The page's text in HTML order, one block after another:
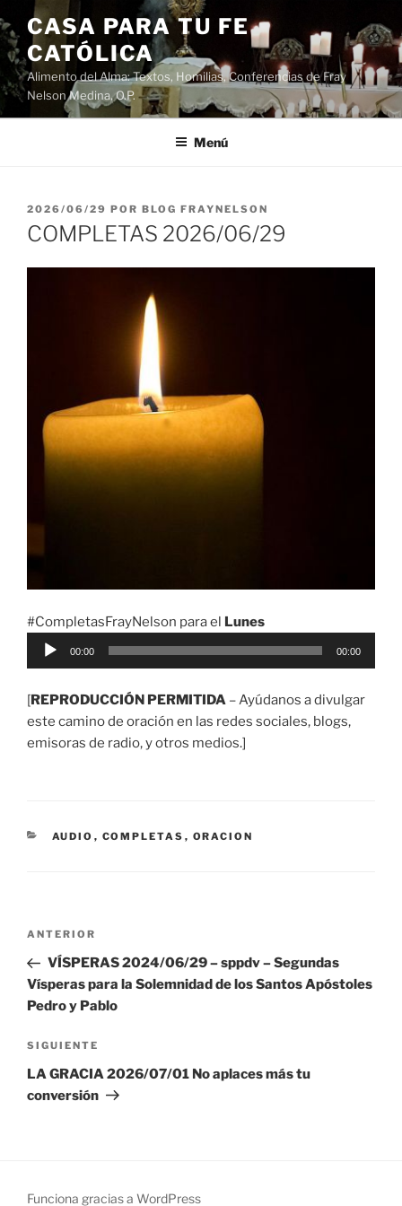
Saltar
al
contenido
CASA PARA TU FE
CATÓLICA
Alimento del Alma: Textos, Homilias, Conferencias de Fray
Nelson Medina, O.P.
Menú
PUBLICADO
EL
2026/06/29 POR BLOG FRAYNELSON
COMPLETAS 2026/06/29
#CompletasFrayNelson para el Lunes
Reproductor
00:00 00:00
[REPRODUCCIÓN PERMITIDA – Ayúdanos a divulgar
este camino de oración en las redes sociales, blogs,
emisoras de radio, y otros medios.]
CATEGORÍAS
AUDIO , COMPLETAS , ORACION
Navegación
entradas
Entrada
anterior:
ANTERIOR
VÍSPERAS 2024/06/29 – sppdv – Segundas
Vísperas para la Solemnidad de los Santos Apóstoles
Pedro y Pablo
Siguiente
entrada
SIGUIENTE
LA GRACIA 2026/07/01 No aplaces más tu
conversión
Funciona gracias a WordPress